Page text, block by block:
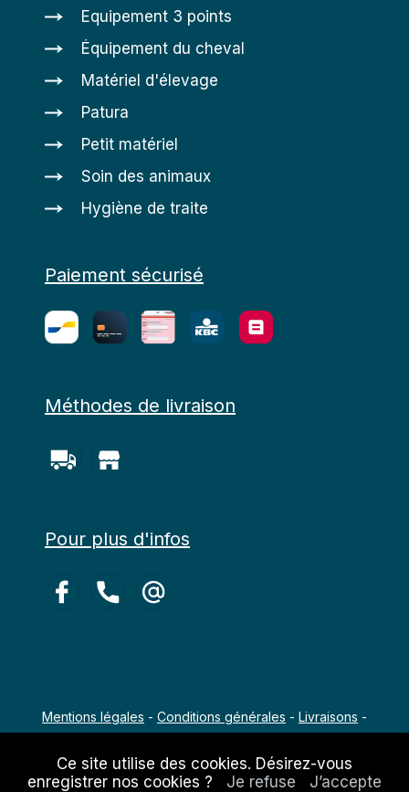
Equipement 3 points
Équipement du cheval
Matériel d'élevage
Patura
Petit matériel
Soin des animaux
Hygiène de traite
Paiement sécurisé
Méthodes de livraison
Pour plus d'infos
Mentions légales - Conditions générales - Livraisons -
Ce site utilise des cookies. Désirez-vous
enregistrer nos cookies ?
Je refuse J’accepte